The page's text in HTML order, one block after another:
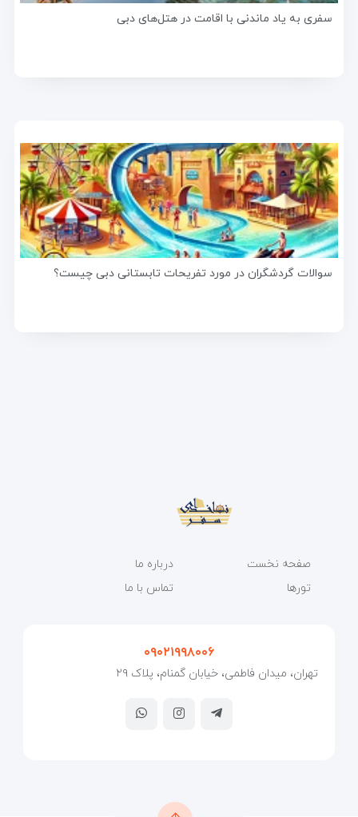
سفری به یاد ماندنی با اقامت در هتل‌های دبی
سوالات گردشگران در مورد تفریحات تابستانی دبی چیست؟
صفحه نخست
تورها
درباره ما
تماس با ما
۰۹۰۲۱۹۹۸۰۰۶
تهران، میدان فاطمی، خیابان گمنام، پلاک ۲۹